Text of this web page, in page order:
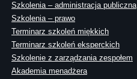
Szkolenia – administracja publiczna
Szkolenia – prawo
Terminarz szkoleń miękkich
Terminarz szkoleń eksperckich
Szkolenie z zarządzania zespołem
Akademia menadżera